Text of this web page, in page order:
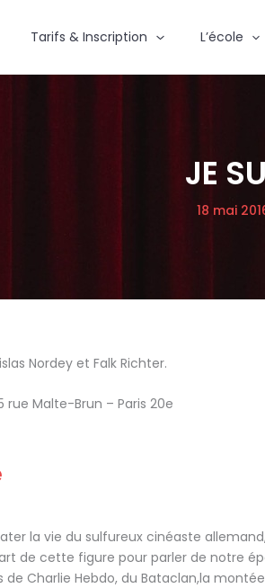
Tarifs & Inscription L’école
JE
18 mai
Nordey et Falk Richter.
rue Malte-Brun – Paris 20e
la vie du sulfureux cinéaste
de cette figure pour parler de notre
Charlie Hebdo, du Bataclan,la